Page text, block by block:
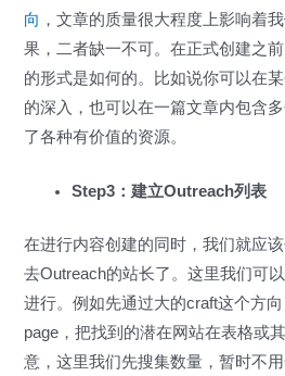
向 ，文章的质量很大程度上影响着
果，二者缺一不可。在正式创建之
的形式是如何的。比如说你可以在
的深入，也可以在一篇文章内包含
了各种有价值的资源。
Step3：建立Outreach列表
在进行内容创建的同时，我们就应
去Outreach的站长了。这里我们可
进行。例如先通过大的craft这个方
page，把找到的潜在网站在表格或
意，这里我们先搜集数量，暂时不